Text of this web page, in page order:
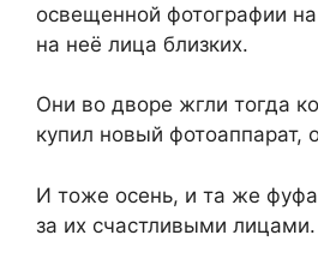
освещенной фотографии
на неё лица близких.
Они во дворе жгли тогда
купил новый фотоаппарат,
И тоже осень, и та же
за их счастливыми лицами.